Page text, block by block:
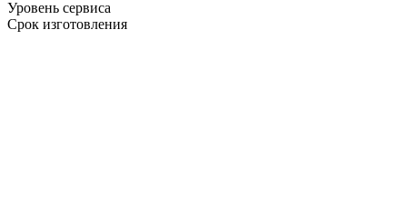
Уровень сервиса
Срок изготовления